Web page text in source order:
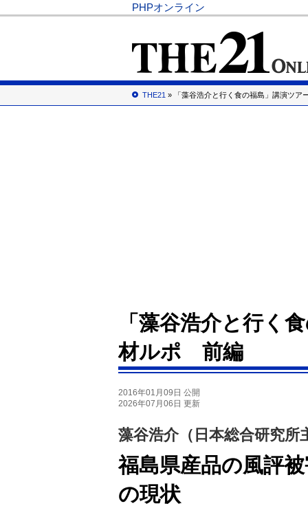
PHPオンライン
THE21 » 「藻谷浩介と行く食の福島」講演ツ
「藻谷浩介と行く
材ルポ 前編
2016年01月09日 公開
2026年07月06日 更新
藻谷浩介（日本総合研究所
福島県産品の風評
の現状